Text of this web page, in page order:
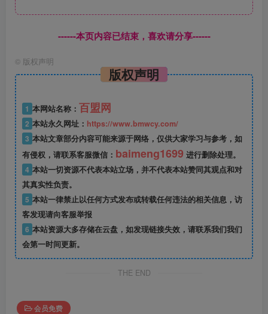
------本页内容已结束，喜欢请分享------
© 版权声明
版权声明
1 本网站名称： 百盟网
2 本站永久网址： https://www.bmwcy.com/
3 本站文章部分内容可能来源于网络，仅供大家学习与参考，如
有侵权，请联系客服微信： baimeng1699 进行删除处理。
4 本站一切资源不代表本站立场，并不代表本站赞同其观点和对
其真实性负责。
5 本站一律禁止以任何方式发布或转载任何违法的相关信息，访
客发现请向客服举报
6 本站资源大多存储在云盘，如发现链接失效，请联系我们我们
会第一时间更新。
THE END
会员免费